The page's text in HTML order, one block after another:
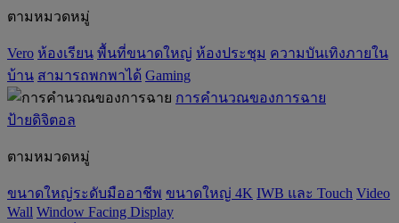
ตามหมวดหมู่
Vero ห้องเรียน พื้นที่ขนาดใหญ่ ห้องประชุม ความบันเทิงภายใน
บ้าน สามารถพกพาได้ Gaming
การคำนวณของการฉาย
ป้ายดิจิตอล
ตามหมวดหมู่
ขนาดใหญ่ระดับมืออาชีพ ขนาดใหญ่ 4K IWB และ Touch Video
Wall Window Facing Display